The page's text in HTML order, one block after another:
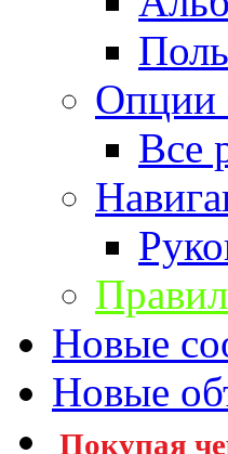
Опции
Все
Новые
Новые
Покупая